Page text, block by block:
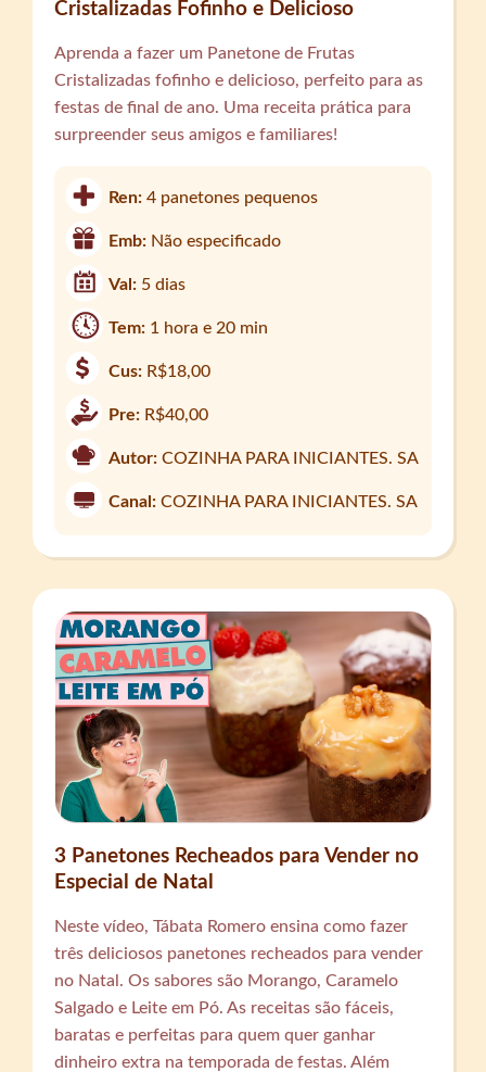
Cristalizadas Fofinho e Delicioso
Aprenda a fazer um Panetone de Frutas
Cristalizadas fofinho e delicioso, perfeito para as
festas de final de ano. Uma receita prática para
surpreender seus amigos e familiares!
Ren:4 panetones pequenos
Emb: Não especificado
Val: 5 dias
Tem: 1 hora e 20 min
Cus: R$18,00
Pre: R$40,00
Autor: COZINHA PARA INICIANTES. SA
Canal: COZINHA PARA INICIANTES. SA
3 Panetones Recheados para Vender no
Especial de Natal
Neste vídeo, Tábata Romero ensina como fazer
três deliciosos panetones recheados para vender
no Natal. Os sabores são Morango, Caramelo
Salgado e Leite em Pó. As receitas são fáceis,
baratas e perfeitas para quem quer ganhar
dinheiro extra na temporada de festas. Além